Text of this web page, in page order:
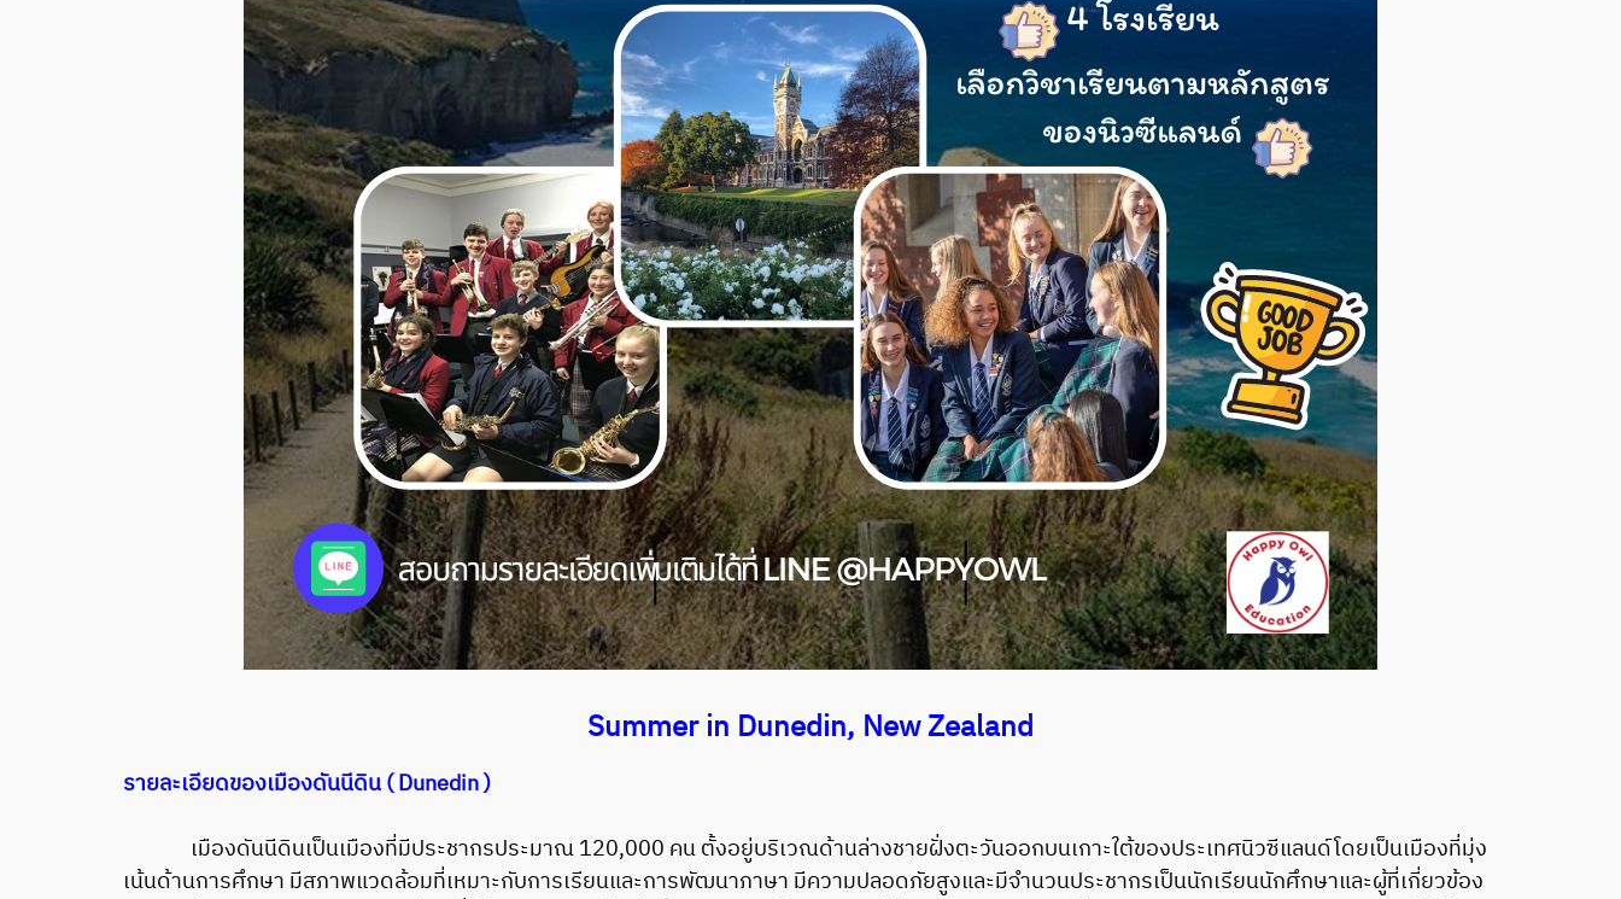
Summer in Dunedin, New Zealand
รายละเอียดของเมืองดันนีดิน ( Dunedin )
เมืองดันนีดินเป็นเมืองที่มีประชากรประมาณ 120,000 คน ตั้งอยู่บริเวณด้านล่างชายฝั่งตะวันออกบนเกาะใต้ของประเทศนิวซีแลนด์โดยเป็นเมืองที่มุ่ง
เน้นด้านการศึกษา มีสภาพแวดล้อมที่เหมาะกับการเรียนและการพัฒนาภาษา มีความปลอดภัยสูงและมีจำนวนประชากรเป็นนักเรียนนักศึกษาและผู้ที่เกี่ยวข้อง